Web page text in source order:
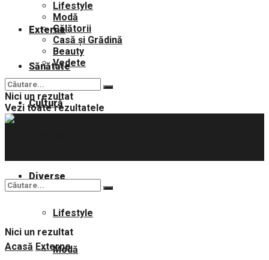
Externe
Sănătate
Cultură
Diverse
Lifestyle
Modă
Lifestyle
Modă
Călătorii
Casă și Grădină
Beauty
Vedete
Nici un rezultat
Vezi toate rezultatele
Nici un rezultat
Acasă Externe